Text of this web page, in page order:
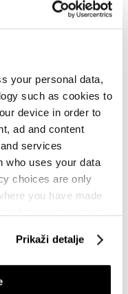
your personal data,
such as cookies to
device in order to
ad and content
services
who uses your data
choices are only
you have made
Prikaži detalje
resurs - da
i saradnju
između dijaspore
riješiti
industriju i
zadužuje 350